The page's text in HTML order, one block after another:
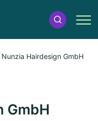
Nunzia Hairdesign GmbH
GmbH